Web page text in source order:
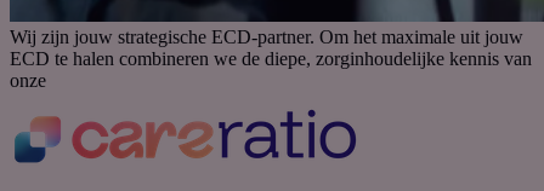
Wij zijn jouw strategische ECD-partner. Om het maximale uit jouw
ECD te halen combineren we de diepe, zorginhoudelijke kennis van
onze